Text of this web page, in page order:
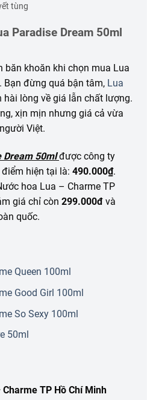
tùng
Paradise Dream 50ml
băn khoăn khi chọn mua Lua
Bạn đừng quá bận tâm, Lua
hài lòng về giá lẫn chất lượng.
xịn mịn nhưng giá cả vừa
Việt.
Dream 50mlđược công ty
hiện tại là: 490.000₫.
hoa Lua – Charme TP
giá chỉ còn 299.000đ và
quốc.
Queen 100ml
Good Girl 100ml
So Sexy 100ml
50ml
TP Hồ Chí Minh